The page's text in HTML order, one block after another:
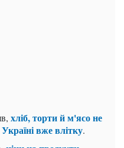
хліб, торти й м'ясо не
вже влітку.